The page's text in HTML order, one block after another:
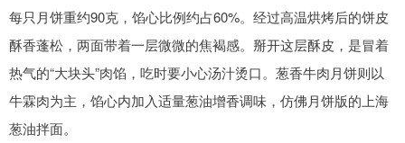
每只月饼重约90克，馅心比例约占60%。经过高温烘烤后的饼皮
酥香蓬松，两面带着一层微微的焦褐感。掰开这层酥皮，是冒着
热气的“大块头”肉馅，吃时要小心汤汁烫口。葱香牛肉月饼则以
牛霖肉为主，馅心内加入适量葱油增香调味，仿佛月饼版的上海
葱油拌面。